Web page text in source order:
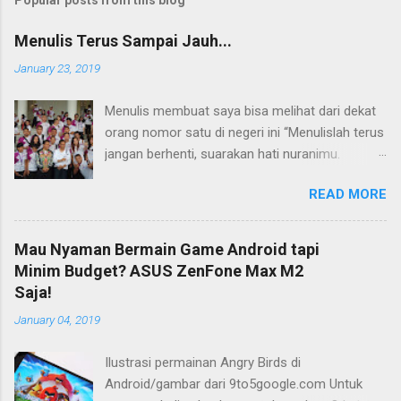
Menulis Terus Sampai Jauh...
January 23, 2019
Menulis membuat saya bisa melihat dari dekat
orang nomor satu di negeri ini “Menulislah terus
jangan berhenti, suarakan hati nuranimu.
membela dirinya sendiri, biarlah tulisanmu itu
mengikuti takdirnya.” (Buya Hamka) Saya baru
mengenal petikan masyur di atas belakangan,
jauh bertahun-tahun setelah saya bergumul
Yang ada hanya satu: menulis dan terus
menulis. Bisa jadi perkenalan saya dengan dunia
READ MORE
Mau Nyaman Bermain Game Android tapi
Minim Budget? ASUS ZenFone Max M2
Saja!
January 04, 2019
Ilustrasi permainan Angry Birds di
Android/gambar dari 9to5google.com Untuk